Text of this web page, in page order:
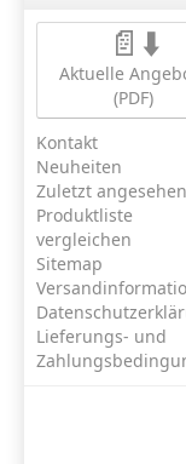
📄⬇️
Aktuelle
(PDF)
Kontakt
Neuheiten
Zuletzt angesehen
Produktliste
vergleichen
Sitemap
Lieferungs- und